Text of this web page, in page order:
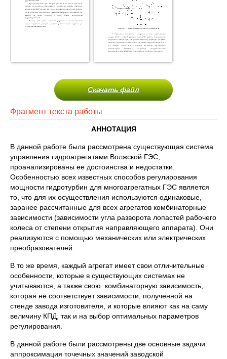
Скачать файл
Фрагмент текста работы
АННОТАЦИЯ
В данной работе была рассмотрена существующая система
управления гидроагрегатами Волжской ГЭС,
проанализированы ее достоинства и недостатки.
Особенностью всех известных способов регулирования
мощности гидротурбин для многоагрегатных ГЭС является
то, что для их осуществления используются одинаковые,
заранее рассчитанные для всех агрегатов комбинаторные
зависимости (зависимости угла разворота лопастей рабочего
колеса от степени открытия направляющего аппарата). Они
реализуются с помощью механических или электрических
преобразователей.
В то же время, каждый агрегат имеет свои отличительные
особенности, которые в существующих системах не
учитываются, а также свою комбинаторную зависимость,
которая не соответствует зависимости, полученной на
стенде завода изготовителя, и которые влияют как на саму
величину КПД, так и на выбор оптимальных параметров
регулирования.
В данной работе были рассмотрены две основные задачи:
аппроксимация точечных значений заводской